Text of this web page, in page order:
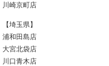
川崎京町店
【埼玉県】
浦和田島店
大宮北袋店
川口青木店